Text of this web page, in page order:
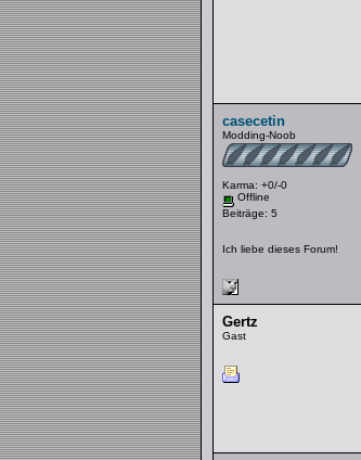
casecetin
Modding-Noob
Karma: +0/-0
Offline
Beiträge: 5
Ich liebe dieses Forum!
Gertz
Gast